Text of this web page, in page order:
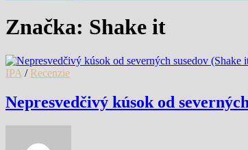
Značka: Shake it
IPA / Recenzie
Nepresvedčivý kúsok od